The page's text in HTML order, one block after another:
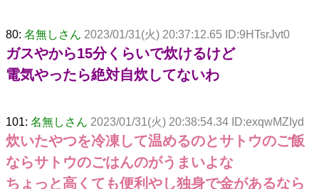
80: 名無しさん 2023/01/31(火) 20:37:12.65 ID:9HTsrJvt0
ガスやから15分くらいで炊けるけど
電気やったら絶対自炊してないわ
101: 名無しさん 2023/01/31(火) 20:38:54.34 ID:exqwMZIyd
炊いたやつを冷凍して温めるのとサトウのご飯
ならサトウのごはんのがうまいよな
ちょっと高くても便利やし独身で金があるなら